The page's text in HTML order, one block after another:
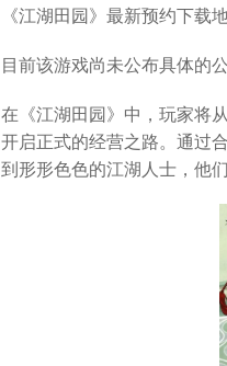
《江湖田园》最新预约下载
目前该游戏尚未公布具体的
在《江湖田园》中，玩家将
开启正式的经营之路。通过
到形形色色的江湖人士，他